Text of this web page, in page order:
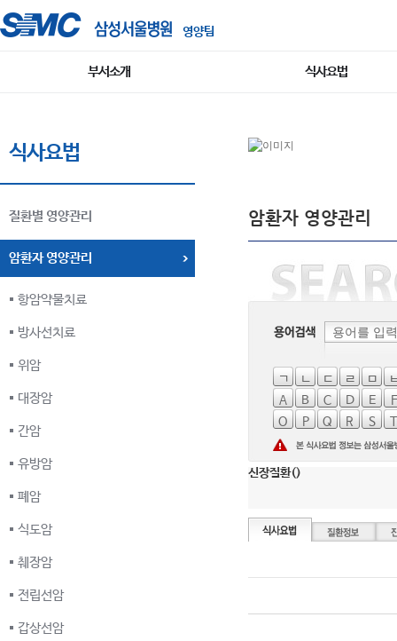
영양팀
부서소개 식사요법
식사요법
질환별 영양관리
암환자 영양관리
항암약물치료
방사선치료
위암
대장암
간암
유방암
폐암
식도암
췌장암
전립선암
갑상선암
암환자 영양관리
ㄱ ㄴ ㄷ ㄹ ㅁ
A
B C D E
F
O
P Q R S T
신장질환()